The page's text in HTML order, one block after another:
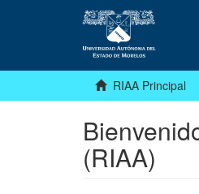
RIAA Principal
(RIAA)